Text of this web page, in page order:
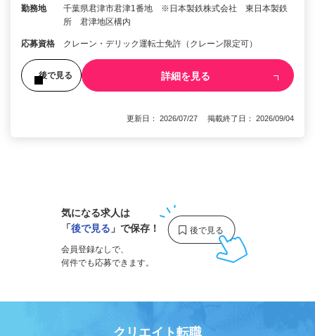
勤務地
千葉県君津市君津1番地 ※日本製鉄株式会社 東日本製鉄
所 君津地区構内
応募資格 クレーン・デリック運転士免許（クレーン限定可）
後で見る 詳細を見る
更新日： 2026/07/27 掲載終了日： 2026/09/04
気になる求人は
「後で見る 」で保存！
会員登録なしで、
何件でも応募できます。
クリエイト転職